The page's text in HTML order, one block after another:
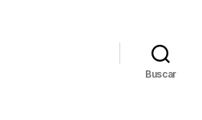
Buscar